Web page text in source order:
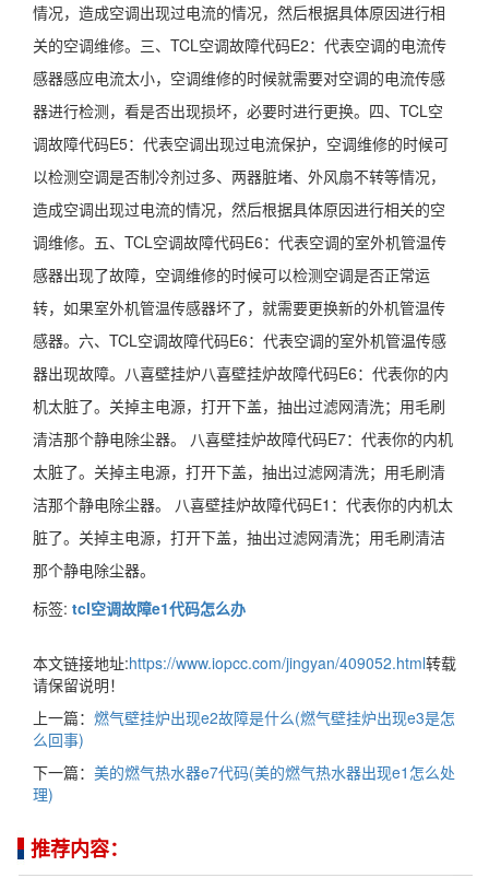
情况，造成空调出现过电流的情况，然后根据具体原因进行相
关的空调维修。三、TCL空调故障代码E2：代表空调的电流传
感器感应电流太小，空调维修的时候就需要对空调的电流传感
器进行检测，看是否出现损坏，必要时进行更换。四、TCL空
调故障代码E5：代表空调出现过电流保护，空调维修的时候可
以检测空调是否制冷剂过多、两器脏堵、外风扇不转等情况，
造成空调出现过电流的情况，然后根据具体原因进行相关的空
调维修。五、TCL空调故障代码E6：代表空调的室外机管温传
感器出现了故障，空调维修的时候可以检测空调是否正常运
转，如果室外机管温传感器坏了，就需要更换新的外机管温传
感器。六、TCL空调故障代码E6：代表空调的室外机管温传感
器出现故障。八喜壁挂炉八喜壁挂炉故障代码E6：代表你的内
机太脏了。关掉主电源，打开下盖，抽出过滤网清洗；用毛刷
清洁那个静电除尘器。 八喜壁挂炉故障代码E7：代表你的内机
太脏了。关掉主电源，打开下盖，抽出过滤网清洗；用毛刷清
洁那个静电除尘器。 八喜壁挂炉故障代码E1：代表你的内机太
脏了。关掉主电源，打开下盖，抽出过滤网清洗；用毛刷清洁
那个静电除尘器。
标签: tcl空调故障e1代码怎么办
本文链接地址:https://www.iopcc.com/jingyan/409052.html转载
请保留说明！
上一篇： 燃气壁挂炉出现e2故障是什么(燃气壁挂炉出现e3是怎
么回事)
下一篇： 美的燃气热水器e7代码(美的燃气热水器出现e1怎么处
理)
推荐内容：